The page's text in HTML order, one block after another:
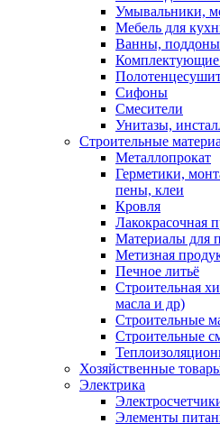
Умывальники,
Мебель для
Ванны, поддоны
Комплектующие
Сифоны
Смесители
Унитазы,
Строительные
Металлопрокат
Герметики,
пены, клеи
Кровля
Лакокрасочная
Материалы для
Метизная
Печное литьё
Строительная
масла и др)
Строительные
Строительные
Хозяйственные
Электрика
Элементы